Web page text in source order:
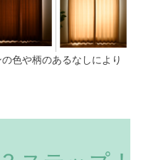
色や柄のあるなしにより